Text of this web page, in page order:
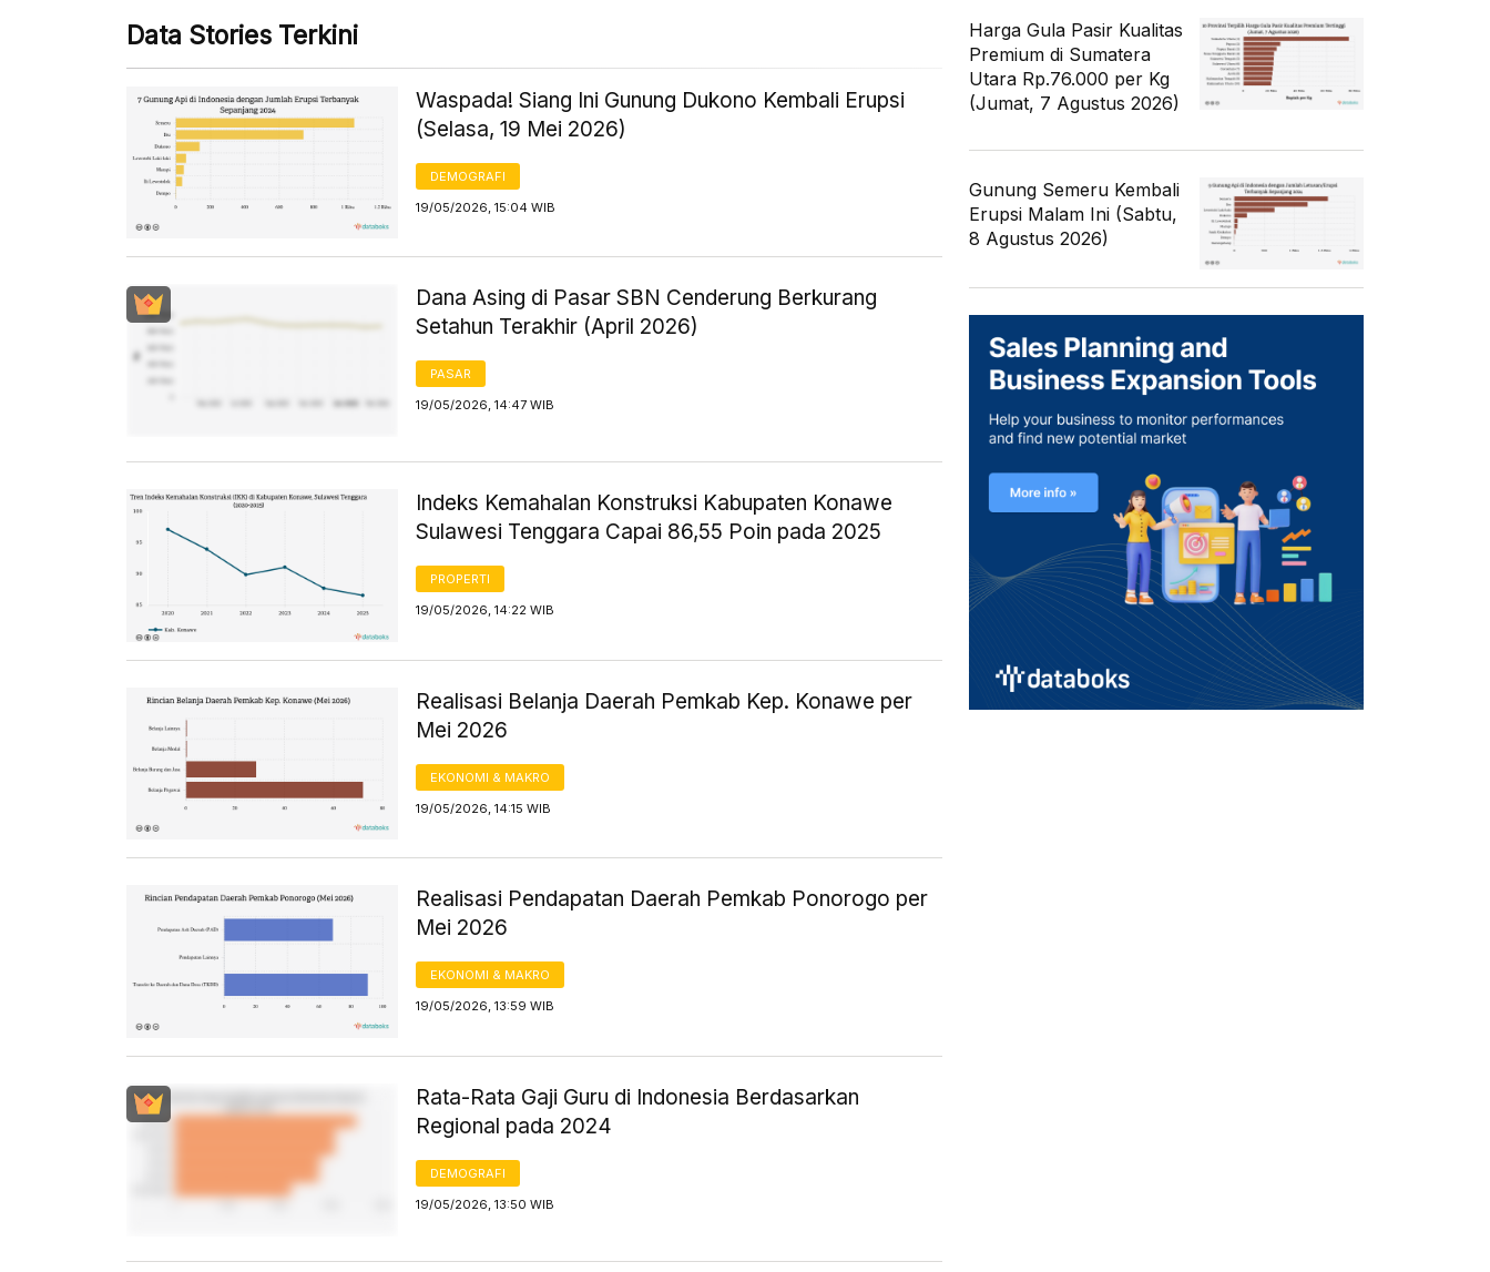
Data Stories Terkini
Waspada! Siang Ini Gunung Dukono Kembali Erupsi
(Selasa, 19 Mei 2026)
DEMOGRAFI
19/05/2026, 15:04 WIB
Dana Asing di Pasar SBN Cenderung Berkurang
Setahun Terakhir (April 2026)
PASAR
19/05/2026, 14:47 WIB
Indeks Kemahalan Konstruksi Kabupaten Konawe
Sulawesi Tenggara Capai 86,55 Poin pada 2025
PROPERTI
19/05/2026, 14:22 WIB
Realisasi Belanja Daerah Pemkab Kep. Konawe per
Mei 2026
EKONOMI & MAKRO
19/05/2026, 14:15 WIB
Realisasi Pendapatan Daerah Pemkab Ponorogo per
Mei 2026
EKONOMI & MAKRO
19/05/2026, 13:59 WIB
Rata-Rata Gaji Guru di Indonesia Berdasarkan
Regional pada 2024
DEMOGRAFI
19/05/2026, 13:50 WIB
Harga Gula Pasir Kualitas
Premium di Sumatera
Utara Rp.76.000 per Kg
(Jumat, 7 Agustus 2026)
Gunung Semeru Kembali
Erupsi Malam Ini (Sabtu,
8 Agustus 2026)